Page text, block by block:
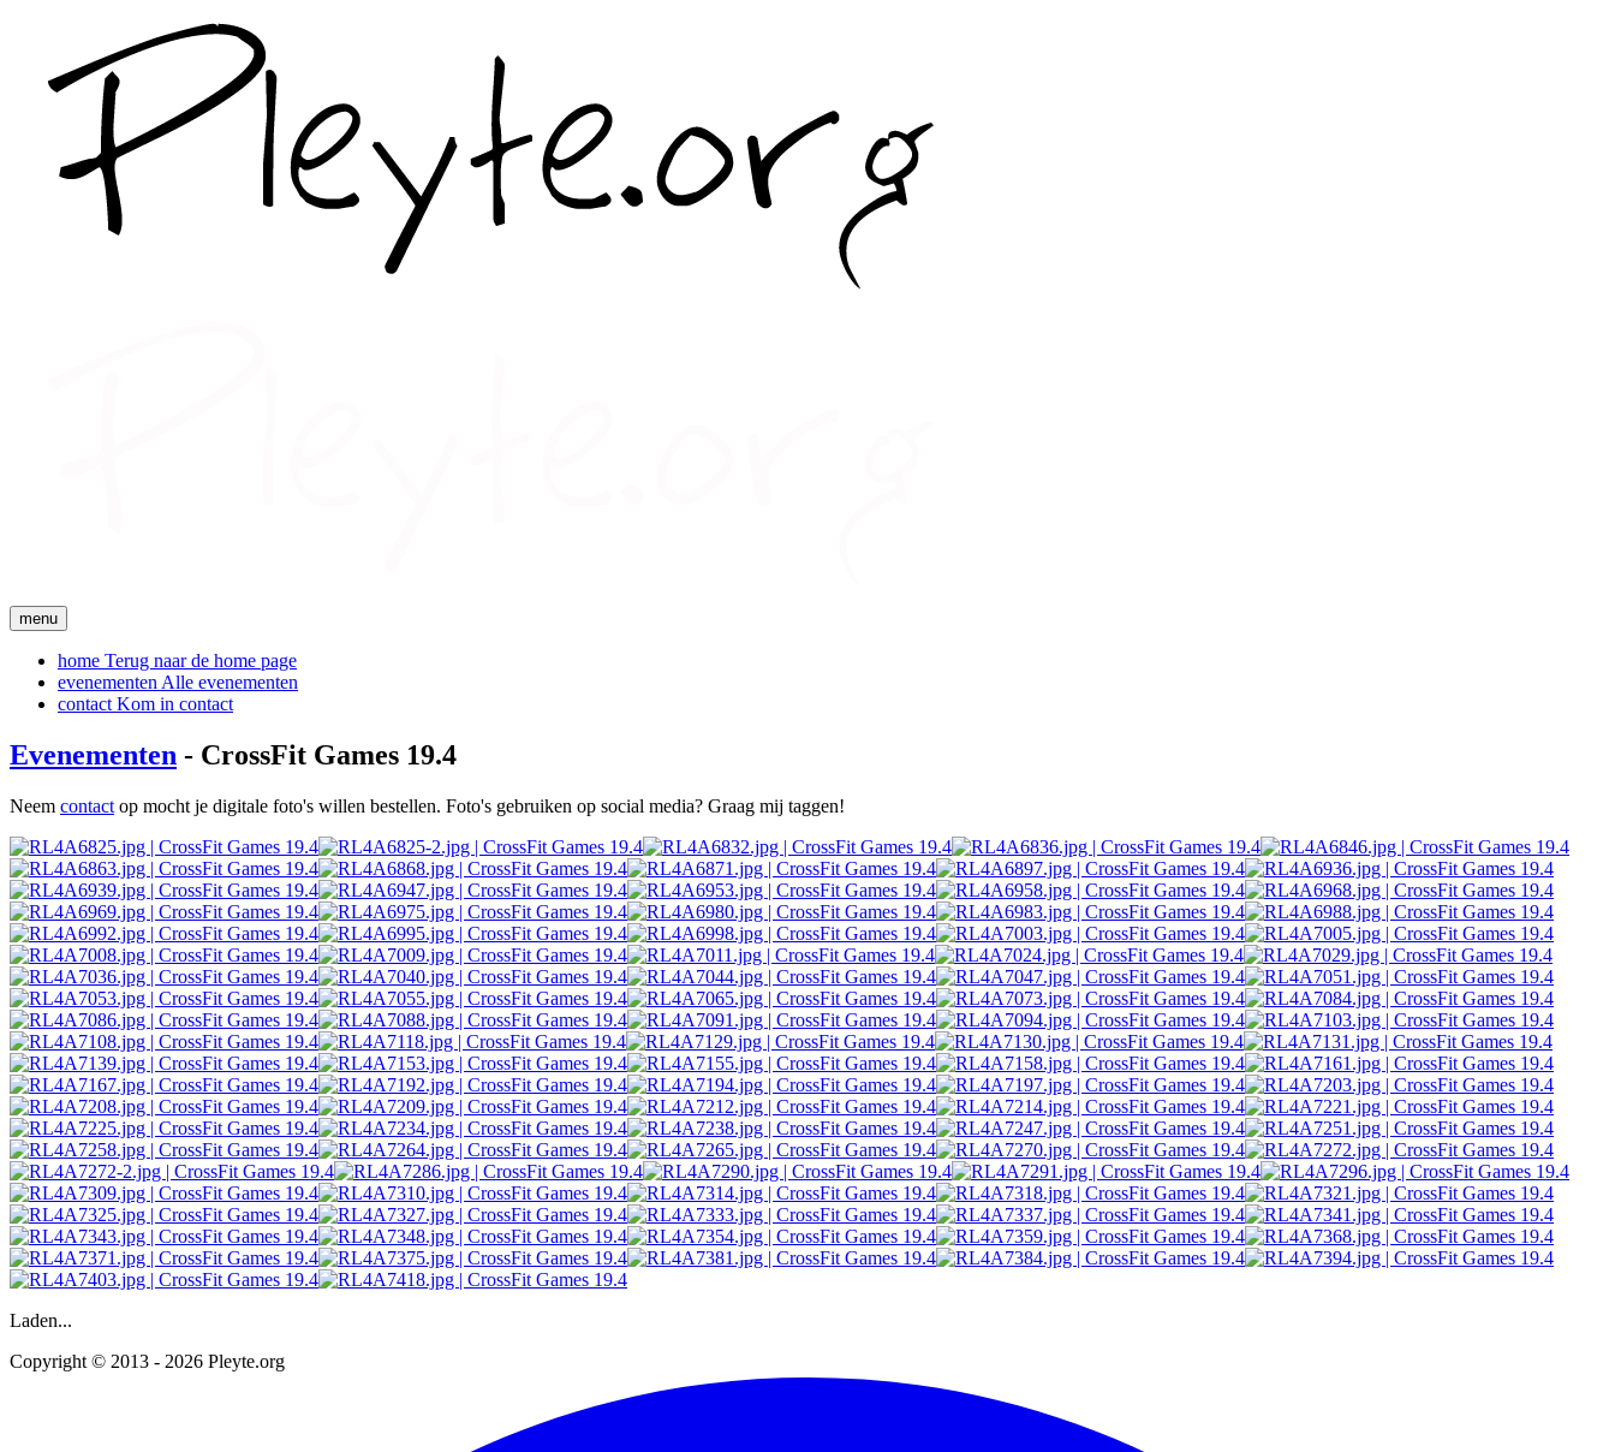
menu
home Terug naar de home page
evenementen Alle evenementen
contact Kom in contact
Evenementen - CrossFit Games 19.4
Neem contact op mocht je digitale foto's willen bestellen. Foto's gebruiken op social media? Graag mij taggen!
Laden...
Copyright © 2013 - 2026 Pleyte.org